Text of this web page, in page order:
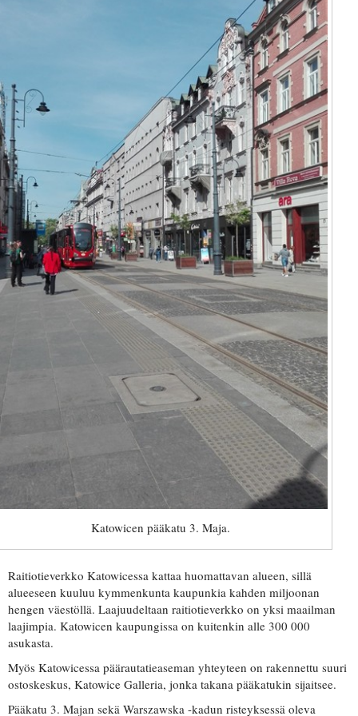
Katowicen pääkatu 3. Maja.
Raitiotieverkko Katowicessa kattaa huomattavan alueen, sillä
alueeseen kuuluu kymmenkunta kaupunkia kahden miljoonan
hengen väestöllä. Laajuudeltaan raitiotieverkko on yksi maailman
laajimpia. Katowicen kaupungissa on kuitenkin alle 300 000
asukasta.
Myös Katowicessa päärautatieaseman yhteyteen on rakennettu suuri
ostoskeskus, Katowice Galleria, jonka takana pääkatukin sijaitsee.
Pääkatu 3. Majan sekä Warszawska -kadun risteyksessä oleva